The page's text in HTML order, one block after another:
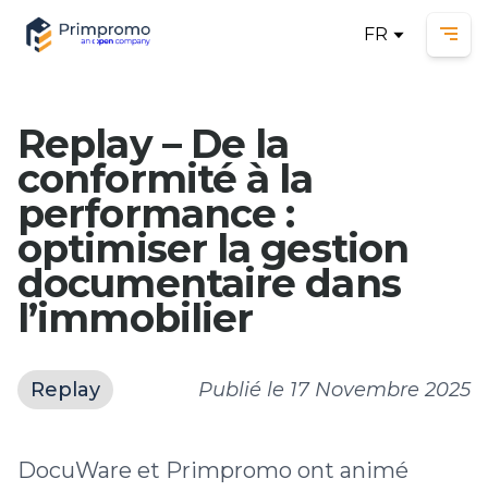
FR
Replay – De la
conformité à la
performance :
optimiser la gestion
documentaire dans
l’immobilier
Replay Publié le 17 Novembre 2025
DocuWare et Primpromo ont animé